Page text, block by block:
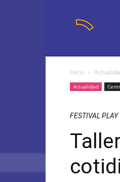
Inicio
Actualidad
FESTIVAL PLAY